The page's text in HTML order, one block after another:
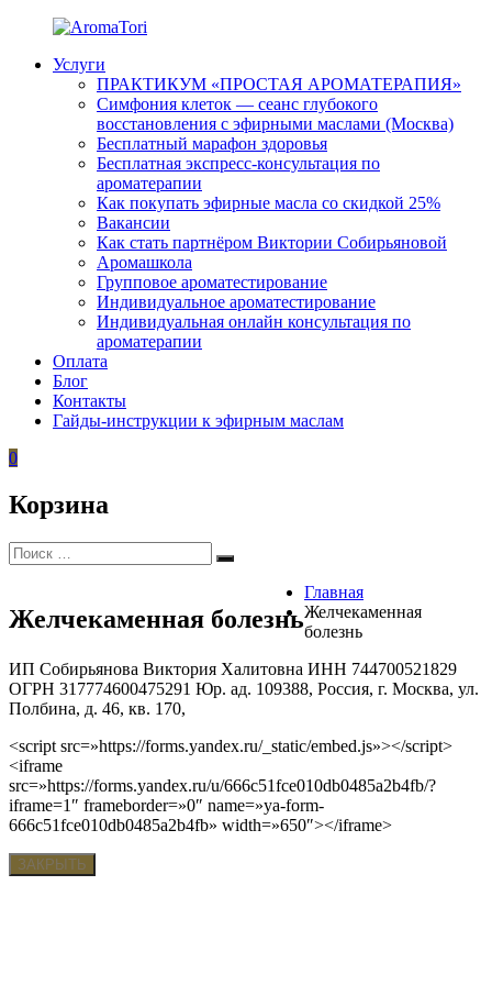
Перейти
содержимому
AromaTori
Эфирные
Услуги
ПРАКТИКУМ «ПРОСТАЯ АРОМАТЕРАПИЯ»
Симфония клеток — сеанс глубокого
восстановления с эфирными маслами (Москва)
Бесплатный марафон здоровья
Бесплатная экспресс-консультация по
ароматерапии
Как покупать эфирные масла со скидкой 25%
Вакансии
Как стать партнёром Виктории Собирьяновой
Аромашкола
Групповое ароматестирование
Индивидуальное ароматестирование
Индивидуальная онлайн консультация по
ароматерапии
Оплата
Блог
Контакты
Гайды-инструкции к эфирным маслам
0
Корзина
Искать:
Поиск
Желчекаменная болезнь
Главная
Желчекаменная
болезнь
ИП Собирьянова Виктория Халитовна ИНН 744700521829
ОГРН 317774600475291 Юр. ад. 109388, Россия, г. Москва, ул.
Полбина, д. 46, кв. 170,
<script src=»https://forms.yandex.ru/_static/embed.js»></script>
<iframe
src=»https://forms.yandex.ru/u/666c51fce010db0485a2b4fb/?
iframe=1″ frameborder=»0″ name=»ya-form-
666c51fce010db0485a2b4fb» width=»650″></iframe>
ЗАКРЫТЬ